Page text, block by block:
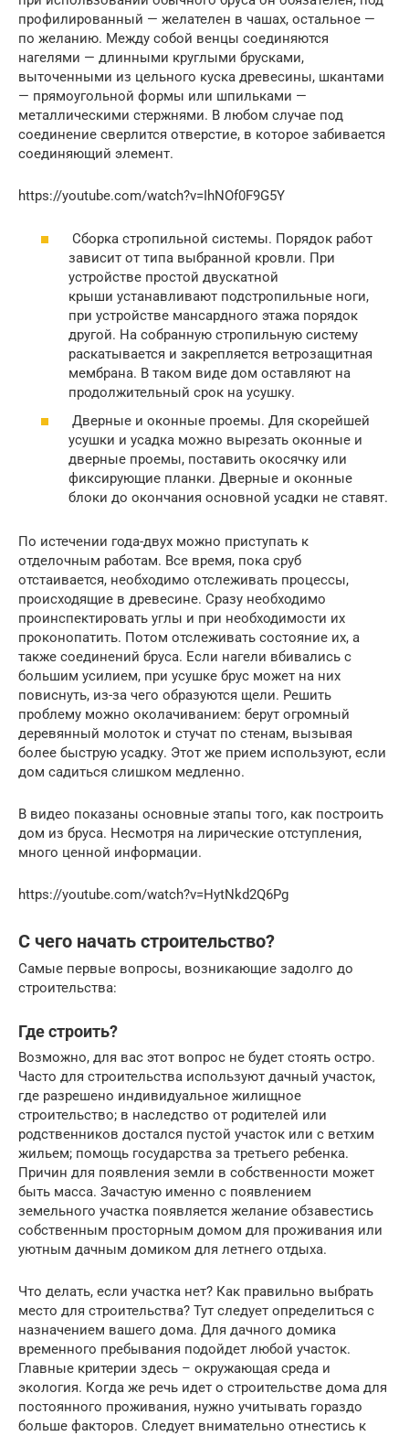
профилированный — желателен в чашах, остальное —
по желанию. Между собой венцы соединяются
нагелями — длинными круглыми брусками,
выточенными из цельного куска древесины, шкантами
— прямоугольной формы или шпильками —
металлическими стержнями. В любом случае под
соединение сверлится отверстие, в которое забивается
соединяющий элемент.
https://youtube.com/watch?v=IhNOf0F9G5Y
Сборка стропильной системы. Порядок работ
зависит от типа выбранной кровли. При
устройстве простой двускатной
крыши устанавливают подстропильные ноги,
при устройстве мансардного этажа порядок
другой. На собранную стропильную систему
раскатывается и закрепляется ветрозащитная
мембрана. В таком виде дом оставляют на
продолжительный срок на усушку.
Дверные и оконные проемы. Для скорейшей
усушки и усадка можно вырезать оконные и
дверные проемы, поставить окосячку или
фиксирующие планки. Дверные и оконные
блоки до окончания основной усадки не ставят.
По истечении года-двух можно приступать к
отделочным работам. Все время, пока сруб
отстаивается, необходимо отслеживать процессы,
происходящие в древесине. Сразу необходимо
проинспектировать углы и при необходимости их
проконопатить. Потом отслеживать состояние их, а
также соединений бруса. Если нагели вбивались с
большим усилием, при усушке брус может на них
повиснуть, из-за чего образуются щели. Решить
проблему можно околачиванием: берут огромный
деревянный молоток и стучат по стенам, вызывая
более быструю усадку. Этот же прием используют, если
дом садиться слишком медленно.
В видео показаны основные этапы того, как построить
дом из бруса. Несмотря на лирические отступления,
много ценной информации.
https://youtube.com/watch?v=HytNkd2Q6Pg
С чего начать строительство?
Самые первые вопросы, возникающие задолго до
строительства:
Где строить?
Возможно, для вас этот вопрос не будет стоять остро.
Часто для строительства используют дачный участок,
где разрешено индивидуальное жилищное
строительство; в наследство от родителей или
родственников достался пустой участок или с ветхим
жильем; помощь государства за третьего ребенка.
Причин для появления земли в собственности может
быть масса. Зачастую именно с появлением
земельного участка появляется желание обзавестись
собственным просторным домом для проживания или
уютным дачным домиком для летнего отдыха.
Что делать, если участка нет? Как правильно выбрать
место для строительства? Тут следует определиться с
назначением вашего дома. Для дачного домика
временного пребывания подойдет любой участок.
Главные критерии здесь – окружающая среда и
экология. Когда же речь идет о строительстве дома для
постоянного проживания, нужно учитывать гораздо
больше факторов. Следует внимательно отнестись к